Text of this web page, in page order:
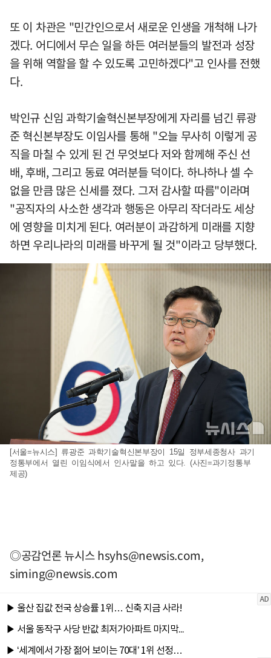
또 이 차관은 "민간인으로서 새로운 인생을 개척해 나가
겠다. 어디에서 무슨 일을 하든 여러분들의 발전과 성장
을 위해 역할을 할 수 있도록 고민하겠다"고 인사를 전했
다.
박인규 신임 과학기술혁신본부장에게 자리를 넘긴 류광
준 혁신본부장도 이임사를 통해 "오늘 무사히 이렇게 공
직을 마칠 수 있게 된 건 무엇보다 저와 함께해 주신 선
배, 후배, 그리고 동료 여러분들 덕이다. 하나하나 셀 수
없을 만큼 많은 신세를 졌다. 그저 감사할 따름"이라며
"공직자의 사소한 생각과 행동은 아무리 작더라도 세상
에 영향을 미치게 된다. 여러분이 과감하게 미래를 지향
하면 우리나라의 미래를 바꾸게 될 것"이라고 당부했다.
[서울=뉴시스] 류광준 과학기술혁신본부장이 15일 정부세종청사 과기
정통부에서 열린 이임식에서 인사말을 하고 있다. (사진=과기정통부
제공)
◎공감언론 뉴시스hsyhs@newsis.com,
siming@newsis.com